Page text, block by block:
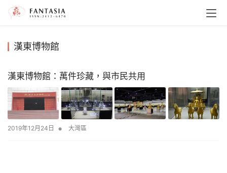
漢東博物館
漢東博物館：萬件珍藏，與市民共用
2019年12月24日 • 大灣區